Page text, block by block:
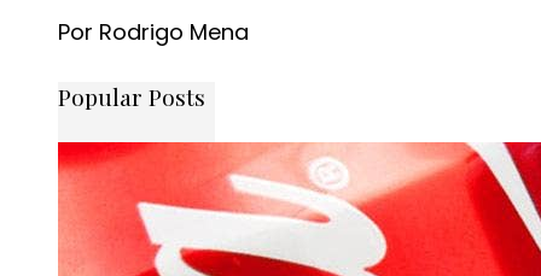
Por Rodrigo Mena
Popular Posts